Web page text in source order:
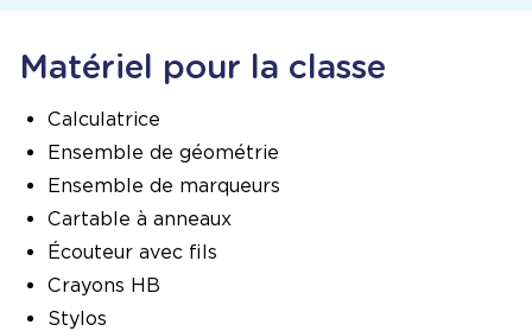
Matériel pour la classe
Calculatrice
Ensemble de géométrie
Ensemble de marqueurs
Cartable à anneaux
Écouteur avec fils
Crayons HB
Stylos